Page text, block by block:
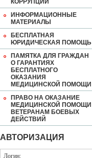
КОРРУПЦИИ
ИНФОРМАЦИОННЫЕ
МАТЕРИАЛЫ
БЕСПЛАТНАЯ
ЮРИДИЧЕСКАЯ ПОМОЩЬ
ПАМЯТКА ДЛЯ ГРАЖДАН
О ГАРАНТИЯХ
БЕСПЛАТНОГО
ОКАЗАНИЯ
МЕДИЦИНСКОЙ ПОМОЩИ
ПРАВО НА ОКАЗАНИЕ
МЕДИЦИНСКОЙ ПОМОЩИ
ВЕТЕРАНАМ БОЕВЫХ
ДЕЙСТВИЙ
АВТОРИЗАЦИЯ
Логин: